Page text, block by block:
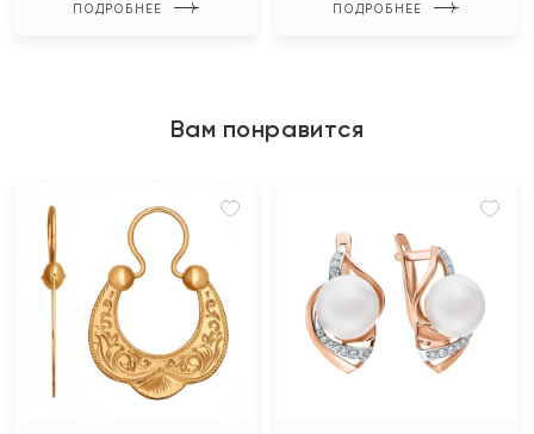
ПОДРОБНЕЕ ПОДРОБНЕЕ
Вам понравится